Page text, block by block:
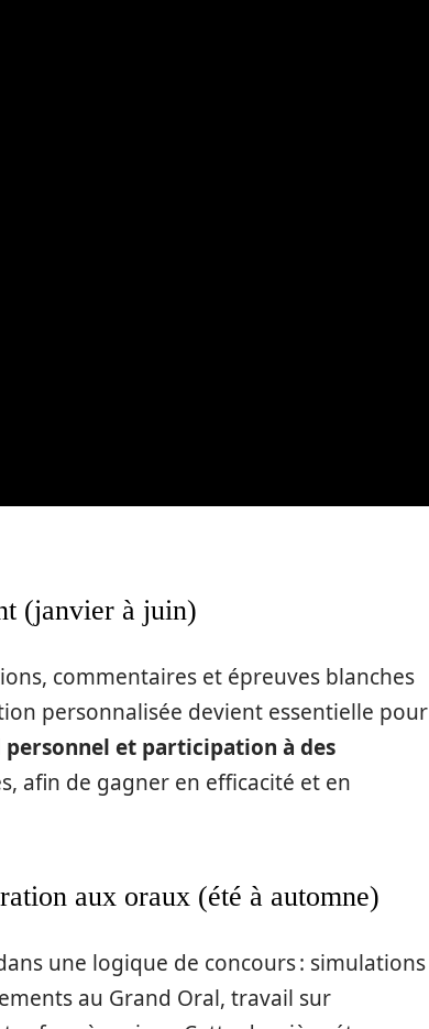
(janvier à juin)
commentaires et épreuves blanches
personnalisée devient essentielle pour
et participation à des
afin de gagner en efficacité et en
aux oraux (été à automne)
une logique de concours : simulations
au Grand Oral, travail sur